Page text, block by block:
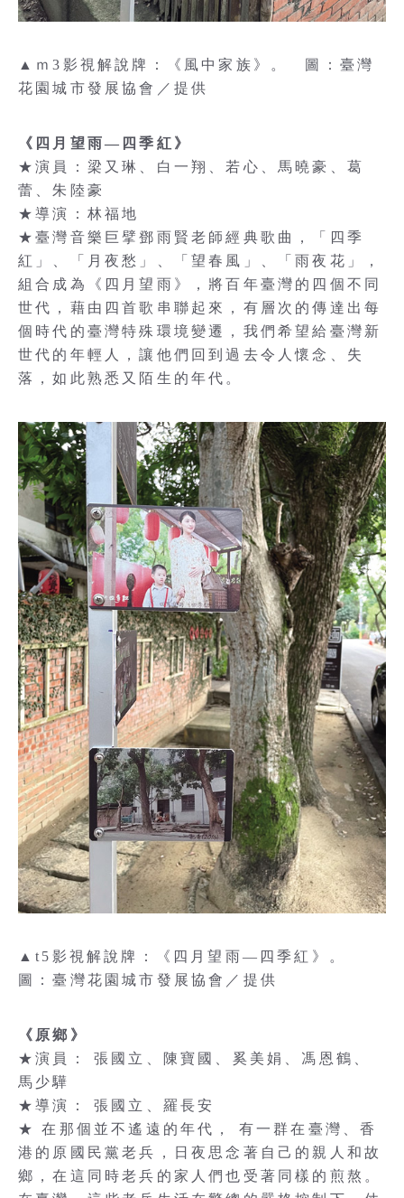
▲ｍ3影視解說牌：《風中家族》。 圖：臺灣
花園城市發展協會／提供
《四月望雨—四季紅》
★演員：梁又琳、白一翔、若心、馬曉豪、葛
蕾、朱陸豪
★導演：林福地
★臺灣音樂巨擘鄧雨賢老師經典歌曲，「四季
紅」、「月夜愁」、「望春風」、「雨夜花」，
組合成為《四月望雨》，將百年臺灣的四個不同
世代，藉由四首歌串聯起來，有層次的傳達出每
個時代的臺灣特殊環境變遷，我們希望給臺灣新
世代的年輕人，讓他們回到過去令人懷念、失
落，如此熟悉又陌生的年代。
▲t5影視解說牌：《四月望雨—四季紅》。
圖：臺灣花園城市發展協會／提供
《原鄉》
★演員： 張國立、陳寶國、奚美娟、馮恩鶴、
馬少驊
★導演： 張國立、羅長安
★ 在那個並不遙遠的年代， 有一群在臺灣、香
港的原國民黨老兵，日夜思念著自己的親人和故
鄉，在這同時老兵的家人們也受著同樣的煎熬。